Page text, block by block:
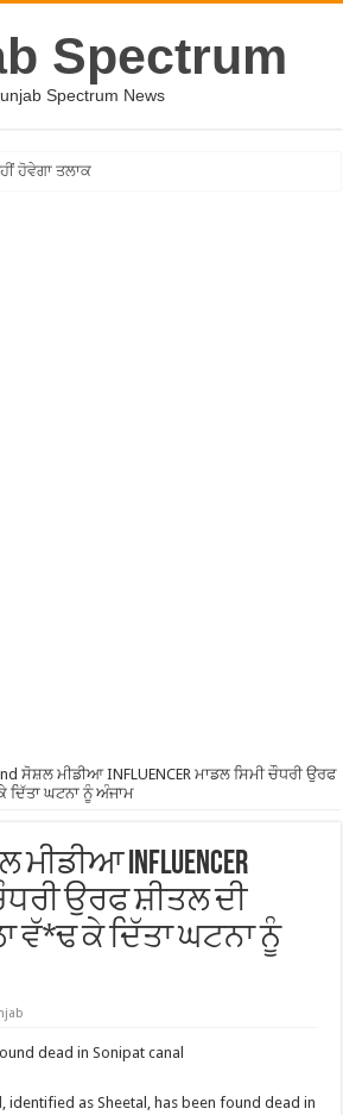
Spectrum
Spectrum News
ਹੋਵੇਗਾ ਤਲਾਕ
ਸੋਸ਼ਲ ਮੀਡੀਆ INFLUENCER ਮਾਡਲ ਸਿਮੀ ਚੌਧਰੀ ਉਰਫ
ਘਟਨਾ ਨੂੰ ਅੰਜਾਮ
ਮੀਡੀਆ INFLUENCER
ਉਰਫ ਸ਼ੀਤਲ ਦੀ
ਵੱ*ਢ ਕੇ ਦਿੱਤਾ ਘਟਨਾ ਨੂੰ
dead in Sonipat canal
identified as Sheetal, has been found dead in